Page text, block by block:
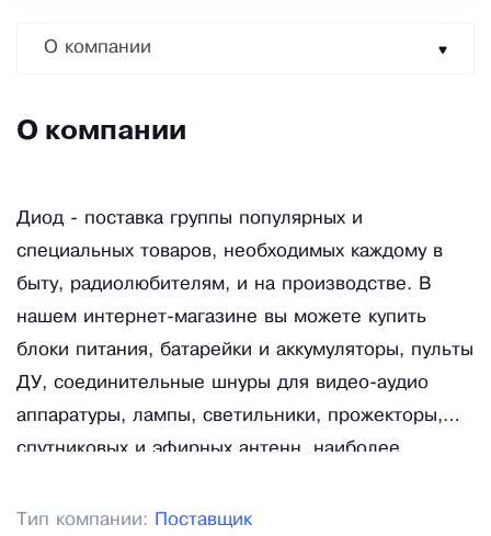
О компании
О компании
Диод - поставка группы популярных и
специальных товаров, необходимых каждому в
быту, радиолюбителям, и на производстве. В
нашем интернет-магазине вы можете купить
блоки питания, батарейки и аккумуляторы, пульты
ДУ, соединительные шнуры для видео-аудио
аппаратуры, лампы, светильники, прожекторы,
спутниковых и эфирных антенн, наиболее
измерительной техники, паяльного оборудования
Тип компании: Поставщик